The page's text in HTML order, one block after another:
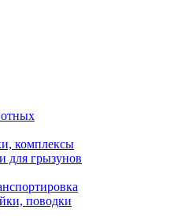
комплексы
для грызунов
поводки